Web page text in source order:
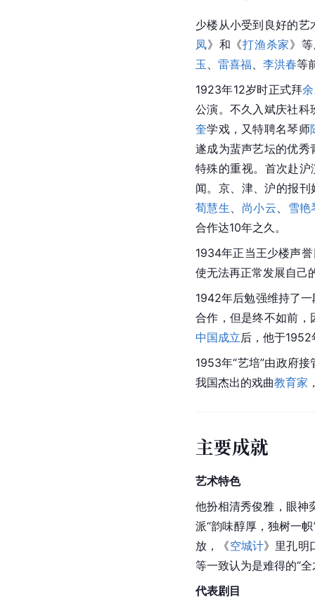
少楼从小受到良好的
凤》和《打渔杀家》
玉
雷喜福 李洪春等
1923年12岁时正式拜
公演。不久入斌庆社
奎学戏，又特聘名琴师
遂成为蜚声艺坛的优秀
特殊的重视。首次赴
闻。京、津、沪的报
荀慧生
尚小云
雪艳
合作达10年之久。
1934年正当王少楼声
使无法再正常发展自己
1942年后勉强维持了
合作，但是终不如前
中国成立后，他于
1953年“艺培”由政府接
我国杰出的戏曲教育家
主要成就
艺术特色
他扮相清秀俊雅，眼神
派“韵味醇厚，独树一
放，《空城计》里孔明
等一致认为是难得的“
代表剧目